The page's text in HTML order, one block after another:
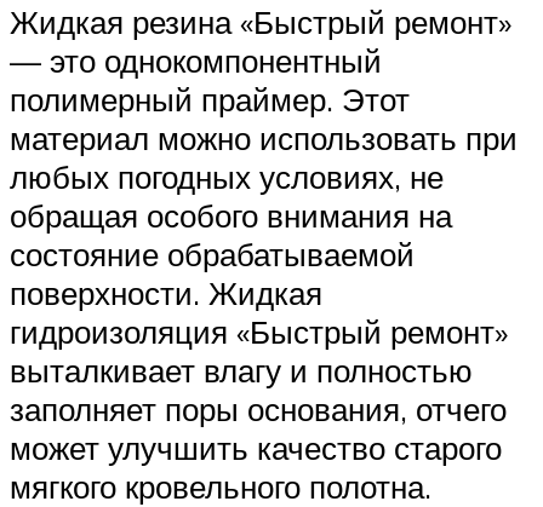
Жидкая резина «Быстрый ремонт»
— это однокомпонентный
полимерный праймер. Этот
материал можно использовать при
любых погодных условиях, не
обращая особого внимания на
состояние обрабатываемой
поверхности. Жидкая
гидроизоляция «Быстрый ремонт»
выталкивает влагу и полностью
заполняет поры основания, отчего
может улучшить качество старого
мягкого кровельного полотна.